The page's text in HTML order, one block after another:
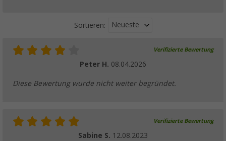
Sortieren: Neueste
Verifizierte Bewertung
Peter H. 08.04.2026
Diese Bewertung wurde nicht weiter begründet.
Verifizierte Bewertung
Sabine S. 12.08.2023